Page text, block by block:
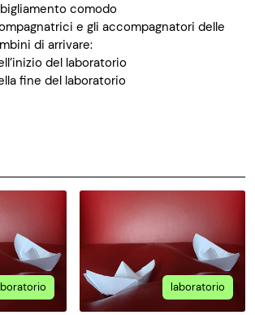
comodo
e gli accompagnatori delle
di arrivare:
del laboratorio
fine del laboratorio
laboratorio